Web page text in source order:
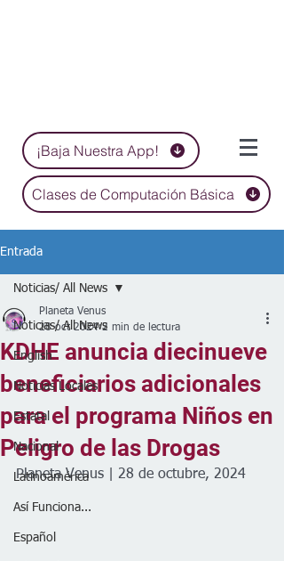
¡Baja Nuestra App!
Clases de Computación Básica
Entrada
Noticias/ All News
English
Noticias Locales
Estatal
Nacional
Latinoamérica
Así Funciona...
Español
Noticias/ All News
KDHE anuncia diecinueve
beneficiarios adicionales
para el programa Niños en
Peligro de las Drogas
Planeta Venus
28 oct 2024 2 min de lectura
Planeta Venus | 28 de octubre, 2024